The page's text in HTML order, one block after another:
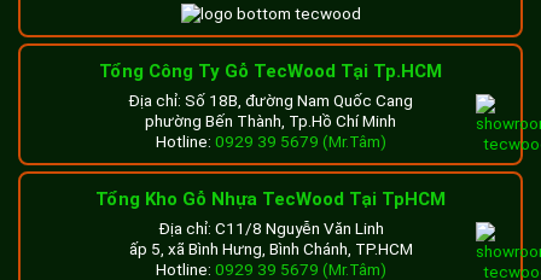
Tổng Công Ty Gỗ TecWood Tại Tp.HCM
Địa chỉ: Số 18B, đường Nam Quốc Cang
phường Bến Thành, Tp.Hồ Chí Minh
Hotline: 0929 39 5679 (Mr.Tâm)
Tổng Kho Gỗ Nhựa TecWood Tại TpHCM
Địa chỉ: C11/8 Nguyễn Văn Linh
ấp 5, xã Bình Hưng, Bình Chánh, TP.HCM
Hotline: 0929 39 5679 (Mr.Tâm)